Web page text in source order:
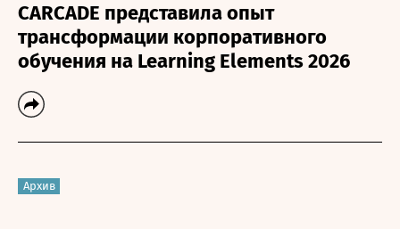
CARCADE представила опыт
трансформации корпоративного
обучения на Learning Elements 2026
Архив